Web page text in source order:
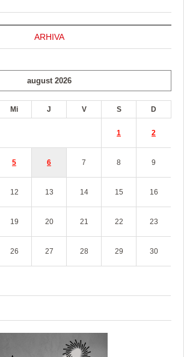
ARHIVA
august 2026
Mi J V S D
1 2
5 6 7 8 9
12 13 14 15 16
19 20 21 22 23
26 27 28 29 30